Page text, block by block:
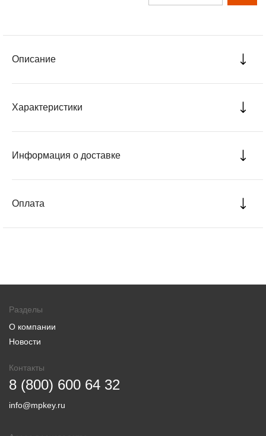
Описание
Характеристики
Информация о доставке
Оплата
Разделы
О компании
Новости
Контакты
8 (800) 600 64 32
info@mpkey.ru